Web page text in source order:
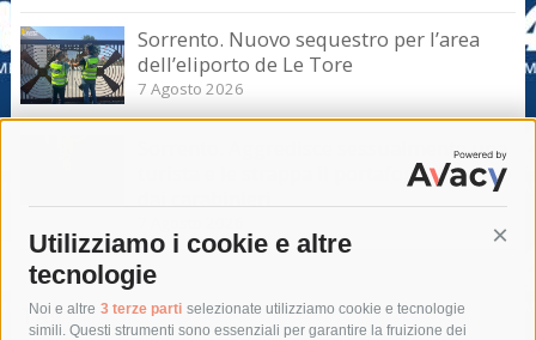
Utilizziamo i cookie e altre
tecnologie
Noi e altre 3 terze parti selezionate utilizziamo cookie e tecnologie
simili. Questi strumenti sono essenziali per garantire la fruizione dei
Sorrento. Nuovo sequestro per l’area
dell’eliporto de Le Tore
7 Agosto 2026
Sorrento. Aggredisce sessualmente una
turista e le strappa il portafogli, fermato
Tag